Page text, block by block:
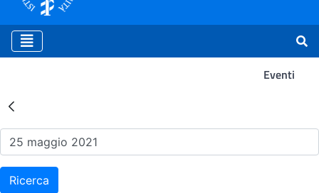
Eventi
Risultati della Ricerca -
Ricerca